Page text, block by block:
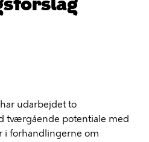
udarbejdet to
tværgående potentiale med
i forhandlingerne om